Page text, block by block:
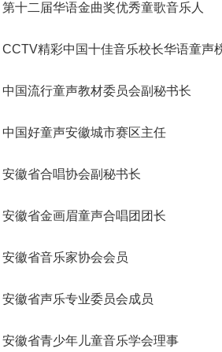
第十二届华语金曲奖优秀童歌音乐人
CCTV精彩中国十佳音乐校长华语童声
中国流行童声教材委员会副秘书长
中国好童声安徽城市赛区主任
安徽省合唱协会副秘书长
安徽省金画眉童声合唱团团长
安徽省音乐家协会会员
安徽省声乐专业委员会成员
安徽省青少年儿童音乐学会理事